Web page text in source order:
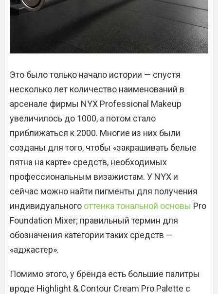
Это было только начало истории — спустя
несколько лет количество наименований в
арсенале фирмы NYX Professional Makeup
увеличилось до 1000, а потом стало
приближаться к 2000. Многие из них были
созданы для того, чтобы «закрашивать белые
пятна на карте» средств, необходимых
профессиональным визажистам. У NYX и
сейчас можно найти пигменты для получения
индивидуального оттенка тональной основы Pro
Foundation Mixer; правильный термин для
обозначения категории таких средств —
«аджастер».
Помимо этого, у бренда есть большие палитры
вроде Highlight & Contour Cream Pro Palette с